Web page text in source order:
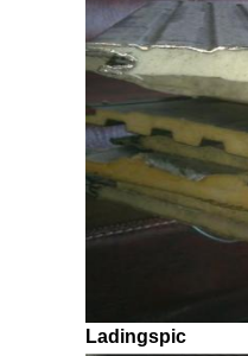
Ladingspic